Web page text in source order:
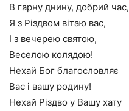
В гарну днину, добрий час,
Я з Різдвом вітаю вас,
І з вечерею святою,
Веселою колядою!
Нехай Бог благословляє
Вас і вашу родину!
Нехай Різдво у Вашу хату